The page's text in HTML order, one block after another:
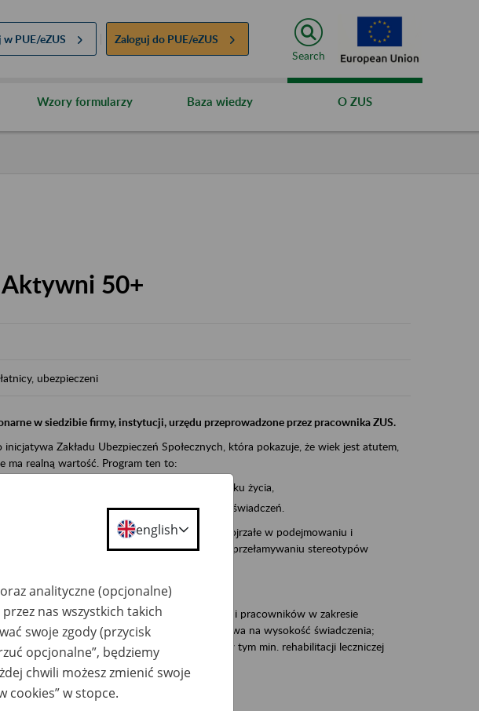
w PUE/eZUS Zaloguj do PUE/eZUS
Search
Wzory formularzy Baza wiedzy O ZUS
50+
ubezpieczeni
w siedzibie firmy, instytucji, urzędu przeprowadzone przez pracownika ZUS.
Zakładu Ubezpieczeń Społecznych, która pokazuje, że wiek jest atutem,
ma realną wartość. Program ten to:
zawodowej osób po pięćdziesiątym roku życia,
do świadomego planowania kariery i przyszłych świadczeń.
informacyjne i edukacyjne wspiera osoby dojrzałe w podejmowaniu i
aktywności zawodowej, dbaniu o zdrowie oraz przełamywaniu stereotypów
ZUS z organizacjami pracodawców i pracowników w zakresie
systemu emerytalnego w Polsce – tego co wpływa na wysokość świadczenia;
prewencji wypadkowej i prewencji rentowej w tym min. rehabilitacji leczniczej
ZUS.
Aktywni 50+, ZUS edukuje:
english
analityczne (opcjonalne)
nas wszystkich takich
swoje zgody (przycisk
opcjonalne”, będziemy
chwili możesz zmienić swoje
cookies” w stopce.